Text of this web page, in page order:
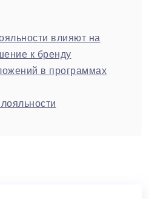
влияют на
к бренду
в программах